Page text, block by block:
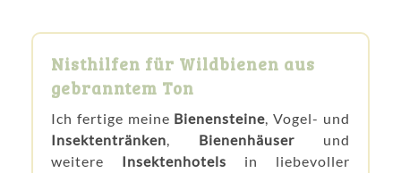
Nisthilfen für Wildbienen aus
gebranntem Ton
Ich fertige meine Bienensteine, Vogel- und
Insektentränken, Bienenhäuser und
weitere Insektenhotels in liebevoller